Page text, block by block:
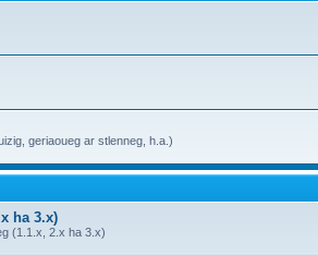
geriaoueg ar stlenneg, h.a.)
ha 3.x)
(1.1.x, 2.x ha 3.x)